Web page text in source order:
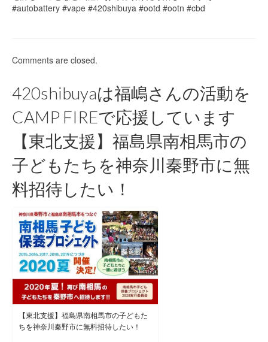
#autobattery #vape #420shibuya #ootd #ootn #cbd
Comments are closed.
420shibuyaは福嶋さんの活動を
CAMP FIREで応援しています
【東北支援】福島県南相馬市の
子どもたちを神奈川秦野市に無
料招待したい！